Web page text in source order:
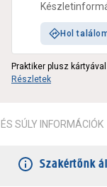
Hol
Praktiker plusz
Részletek
SÚLY INFORMÁCIÓK
Szakértőnk